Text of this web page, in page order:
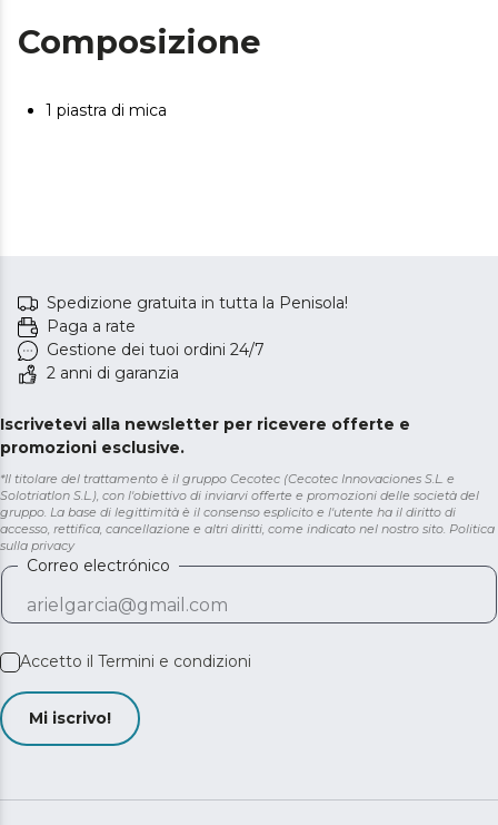
Composizione
1 piastra di mica
Spedizione gratuita in tutta la Penisola!
Paga a rate
Gestione dei tuoi ordini 24/7
2 anni di garanzia
Iscrivetevi alla newsletter per ricevere offerte e
promozioni esclusive.
*Il titolare del trattamento è il gruppo Cecotec (Cecotec Innovaciones S.L. e
Solotriatlon S.L.), con l'obiettivo di inviarvi offerte e promozioni delle società del
gruppo. La base di legittimità è il consenso esplicito e l'utente ha il diritto di
accesso, rettifica, cancellazione e altri diritti, come indicato nel nostro sito. Politica
sulla privacy
Correo electrónico
Accetto il Termini e condizioni
Mi iscrivo!